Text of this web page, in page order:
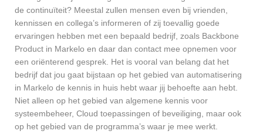
de continuïteit? Meestal zullen mensen even bij vrienden,
kennissen en collega’s informeren of zij toevallig goede
ervaringen hebben met een bepaald bedrijf, zoals Backbone
Product in Markelo en daar dan contact mee opnemen voor
een oriënterend gesprek. Het is vooral van belang dat het
bedrijf dat jou gaat bijstaan op het gebied van automatisering
in Markelo de kennis in huis hebt waar jij behoefte aan hebt.
Niet alleen op het gebied van algemene kennis voor
systeembeheer, Cloud toepassingen of beveiliging, maar ook
op het gebied van de programma’s waar je mee werkt.